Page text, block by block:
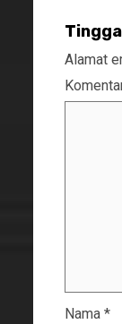
Alamat
Nama *